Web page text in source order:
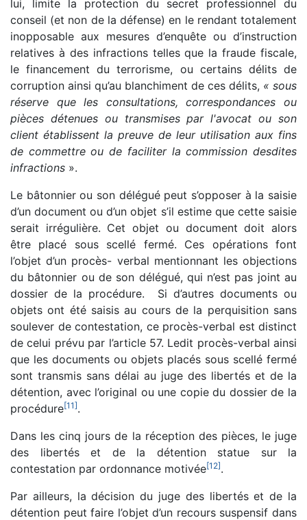
lui, limite la protection du secret professionnel du
conseil (et non de la défense) en le rendant totalement
inopposable aux mesures d’enquête ou d’instruction
relatives à des infractions telles que la fraude fiscale,
le financement du terrorisme, ou certains délits de
corruption ainsi qu’au blanchiment de ces délits, « sous
réserve que les consultations, correspondances ou
pièces détenues ou transmises par l'avocat ou son
client établissent la preuve de leur utilisation aux fins
de commettre ou de faciliter la commission desdites
infractions ».
Le bâtonnier ou son délégué peut s’opposer à la saisie
d’un document ou d’un objet s’il estime que cette saisie
serait irrégulière. Cet objet ou document doit alors
être placé sous scellé fermé. Ces opérations font
l’objet d’un procès- verbal mentionnant les objections
du bâtonnier ou de son délégué, qui n’est pas joint au
dossier de la procédure. Si d’autres documents ou
objets ont été saisis au cours de la perquisition sans
soulever de contestation, ce procès-verbal est distinct
de celui prévu par l’article 57. Ledit procès-verbal ainsi
que les documents ou objets placés sous scellé fermé
sont transmis sans délai au juge des libertés et de la
détention, avec l’original ou une copie du dossier de la
procédure[11].
Dans les cinq jours de la réception des pièces, le juge
des libertés et de la détention statue sur la
contestation par ordonnance motivée[12].
Par ailleurs, la décision du juge des libertés et de la
détention peut faire l’objet d’un recours suspensif dans